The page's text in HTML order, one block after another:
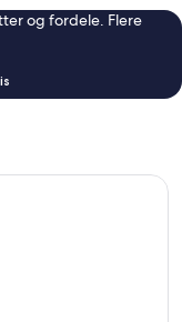
og fordele. Flere